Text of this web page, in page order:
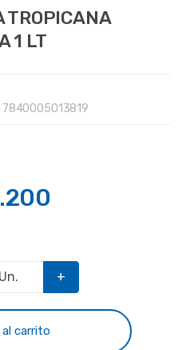
TROPICANA
1 LT
7840005013819
Un. +
carrito